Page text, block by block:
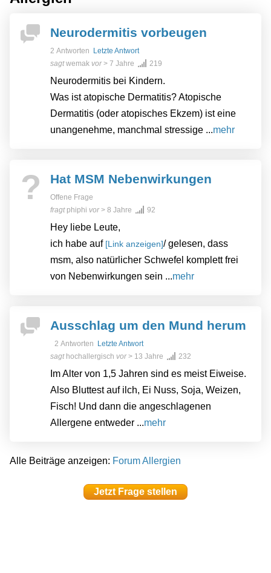
Neurodermitis vorbeugen
2 Antworten Letzte Antwort
sagtwemak vor> 7 Jahre 219
Neurodermitis bei Kindern.
Was ist atopische Dermatitis? Atopische
Dermatitis (oder atopisches Ekzem) ist eine
unangenehme, manchmal stressige ...mehr
? Hat MSM Nebenwirkungen
Offene Frage
fragt phiphi vor> 8 Jahre 92
Hey liebe Leute,
ich habe auf [Link anzeigen]/ gelesen, dass
msm, also natürlicher Schwefel komplett frei
von Nebenwirkungen sein ...mehr
Ausschlag um den Mund herum
2 Antworten Letzte Antwort
sagt hochallergisch vor> 13 Jahre 232
Im Alter von 1,5 Jahren sind es meist Eiweise.
Also Bluttest auf ilch, Ei Nuss, Soja, Weizen,
Fisch! Und dann die angeschlagenen
Allergene entweder ...mehr
Alle Beiträge anzeigen: Forum Allergien
Jetzt Frage stellen